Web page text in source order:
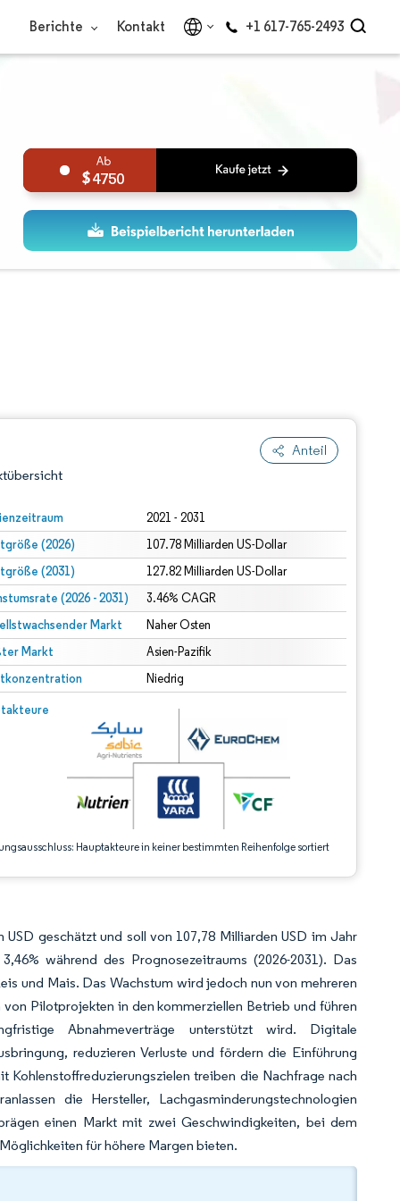
Berichte Kontakt +1 617-765-2493
4750
Anteil
2021 - 2031
(2026) 107.78 Milliarden US-Dollar
(2031) 127.82 Milliarden US-Dollar
(2026 - 2031) 3.46% CAGR
Markt Naher Osten
Markt Asien-Pazifik
Niedrig
Hauptakteure in keiner bestimmten Reihenfolge sortiert
Intelligence. Wiederverwendung erfordert Namensnennung gemäß CC BY 4.0.
gemäß CC BY 4.0.
geschätzt und soll von 107,78 Milliarden USD im Jahr
während des Prognosezeitraums (2026-2031). Das
und Mais. Das Wachstum wird jedoch nun von mehreren
Pilotprojekten in den kommerziellen Betrieb und führen
Abnahmeverträge unterstützt wird. Digitale
reduzieren Verluste und fördern die Einführung
treiben die Nachfrage nach
die Hersteller, Lachgasminderungstechnologien
einen Markt mit zwei Geschwindigkeiten, bei dem
für höhere Margen bieten.